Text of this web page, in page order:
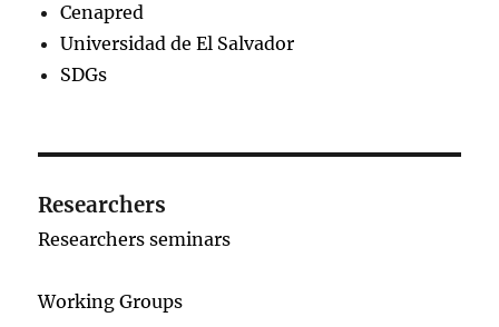
Cenapred
Universidad de El Salvador
SDGs
Researchers
Researchers seminars
Working Groups